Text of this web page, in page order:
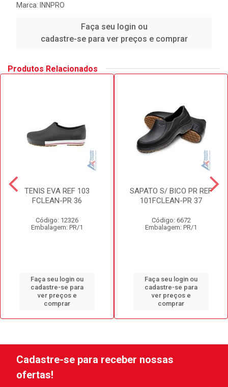
Marca: INNPRO
Faça seu login ou
cadastre-se para ver preços e comprar
Produtos Relacionados
TENIS EVA REF 103
FCLEAN-PR 36
Código: 12326
Embalagem: PR/1
Faça seu login ou
cadastre-se para
ver preços e
comprar
SAPATO S/ BICO PR REF
101FCLEAN-PR 37
Código: 6672
Embalagem: PR/1
Faça seu login ou
cadastre-se para
ver preços e
comprar
Cadastre-se para receber nossas
ofertas!